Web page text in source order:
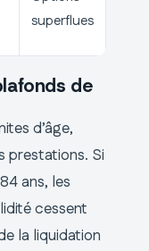
superflues
de
d’âge,
prestations. Si
ans, les
cessent
la liquidation